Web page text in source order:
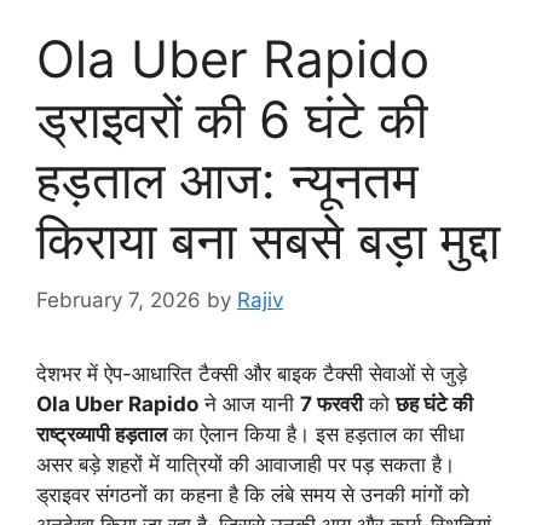
Ola Uber Rapido
ड्राइवरों की 6 घंटे की
हड़ताल आज: न्यूनतम
किराया बना सबसे बड़ा मुद्दा
February 7, 2026 by Rajiv
देशभर में ऐप-आधारित टैक्सी और बाइक टैक्सी सेवाओं से जुड़े
Ola Uber Rapido ने आज यानी 7 फरवरीकोछह घंटे की
राष्ट्रव्यापी हड़तालका ऐलान किया है। इस हड़ताल का सीधा
असर बड़े शहरों में यात्रियों की आवाजाही पर पड़ सकता है।
ड्राइवर संगठनों का कहना है कि लंबे समय से उनकी मांगों को